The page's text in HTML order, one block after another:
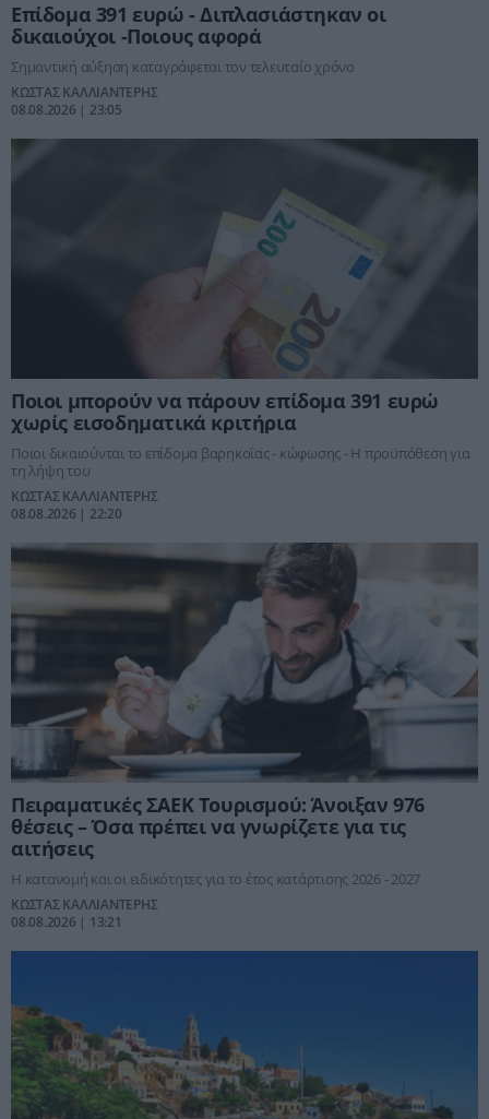
Επίδομα 391 ευρώ - Διπλασιάστηκαν οι
δικαιούχοι -Ποιους αφορά
Σημαντική αύξηση καταγράφεται τον τελευταίο χρόνο
ΚΩΣΤΑΣ ΚΑΛΛΙΑΝΤΕΡΗΣ
08.08.2026 | 23:05
Ποιοι μπορούν να πάρουν επίδομα 391 ευρώ
χωρίς εισοδηματικά κριτήρια
Ποιοι δικαιούνται το επίδομα βαρηκοΐας - κώφωσης - Η προϋπόθεση για
τη λήψη του
ΚΩΣΤΑΣ ΚΑΛΛΙΑΝΤΕΡΗΣ
08.08.2026 | 22:20
Πειραματικές ΣΑΕΚ Τουρισμού: Άνοιξαν 976
θέσεις – Όσα πρέπει να γνωρίζετε για τις
αιτήσεις
Η κατανομή και οι ειδικότητες για το έτος κατάρτισης 2026 - 2027
ΚΩΣΤΑΣ ΚΑΛΛΙΑΝΤΕΡΗΣ
08.08.2026 | 13:21